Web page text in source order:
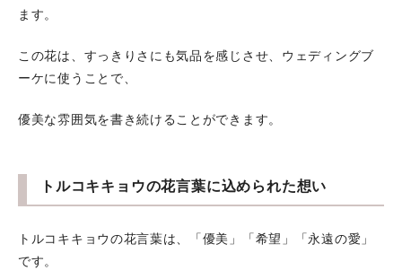
ます。
この花は、すっきりさにも気品を感じさせ、ウェディングブ
ーケに使うことで、
優美な雰囲気を書き続けることができます。
トルコキキョウの花言葉に込められた想い
トルコキキョウの花言葉は、「優美」「希望」「永遠の愛」
です。